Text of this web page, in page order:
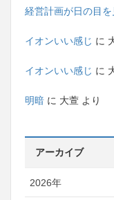
経営計画が日の目を
イオンいい感じ に
イオンいい感じ に
明暗 に 大萱 より
アーカイブ
2026年